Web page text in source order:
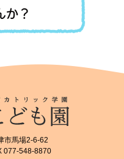
市馬場2-6-62
077-548-8870